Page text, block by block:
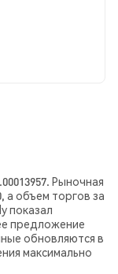
Рыночная
а объем торгов за
показал
предложение
обновляются в
максимально